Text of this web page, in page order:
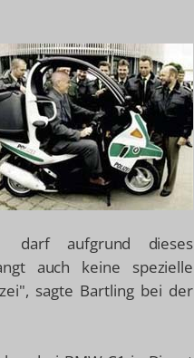
darf aufgrund dieses
auch keine spezielle
sagte Bartling bei der